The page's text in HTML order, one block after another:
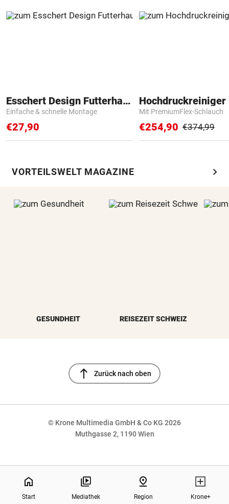
Esschert Design Futterhaus
Einfache & schnelle Montage
€27,90
Hochdruckreiniger
Mit PremiumFlex-Schlauch
€254,90 €374,99
VORTEILSWELT MAGAZINE chevron_right
GESUNDHEIT REISEZEIT SCHWEIZ
north Zurück nach oben
© Krone Multimedia GmbH & Co KG 2026
Muthgasse 2, 1190 Wien
home
Start Mediathek
pin_drop
Region Krone+
NaN%